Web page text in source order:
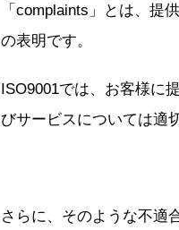
「complaints」とは、提
の表明です。
ISO9001では、お客様に
びサービスについては適
さらに、そのような不適